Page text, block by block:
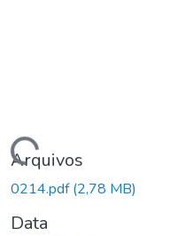
Carregando...
Arquivos
0214.pdf(2,78 MB)
Data